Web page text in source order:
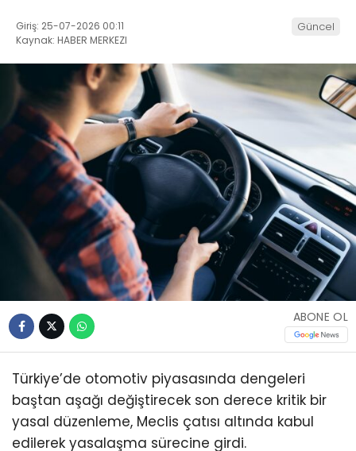
Giriş: 25-07-2026 00:11
Kaynak: HABER MERKEZI
Güncel
ABONE OL
Türkiye’de otomotiv piyasasında dengeleri
baştan aşağı değiştirecek son derece kritik bir
yasal düzenleme, Meclis çatısı altında kabul
edilerek yasalaşma sürecine girdi.